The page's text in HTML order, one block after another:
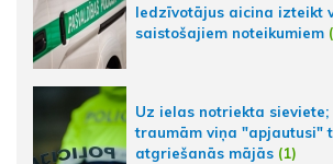
Iedzīvotājus aicina izteikt
saistošajiem noteikumiem
Uz ielas notriekta
traumām viņa "apjautusi"
atgriešanās mājās (1)